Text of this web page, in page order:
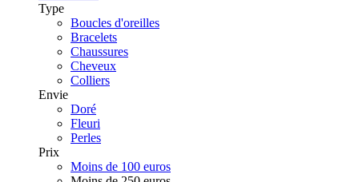
Type
Boucles d'oreilles
Bracelets
Chaussures
Cheveux
Colliers
Envie
Doré
Fleuri
Perles
Prix
Moins de 100 euros